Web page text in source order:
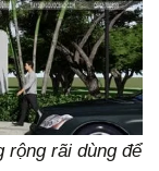
rộng rãi dùng để